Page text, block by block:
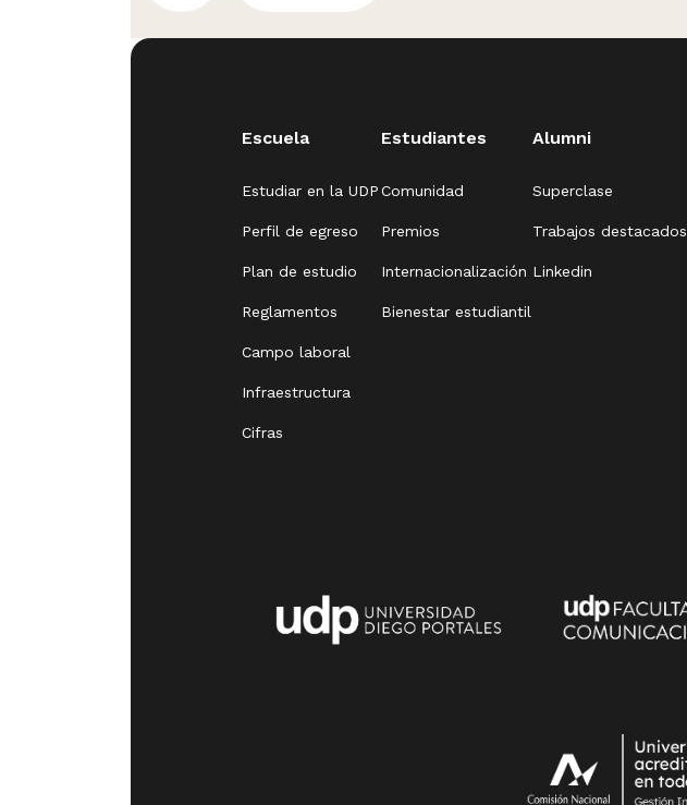
Escuela
Estudiar en la UDP
Perfil de egreso
Plan de estudio
Reglamentos
Campo laboral
Infraestructura
Cifras
Estudiantes
Comunidad
Premios
Internacionalización
Bienestar estudiantil
Alumni
Superclase
Trabajos destacados
Linkedin